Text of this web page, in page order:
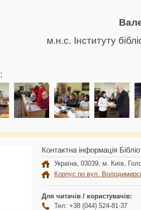
м.н.с. Інституту
Контактна інформація
Україна, 03039, м. Київ,
Корпус по вул.
Для читачів / користувачів:
Тел: +38 (044) 524-81-37